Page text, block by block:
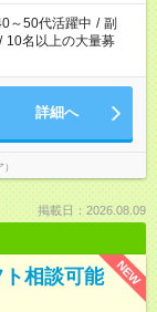
～50代活躍中 / 副
/ 10名以上の大量募
詳細へ
掲載日：2026.08.09
NEW
相談可能